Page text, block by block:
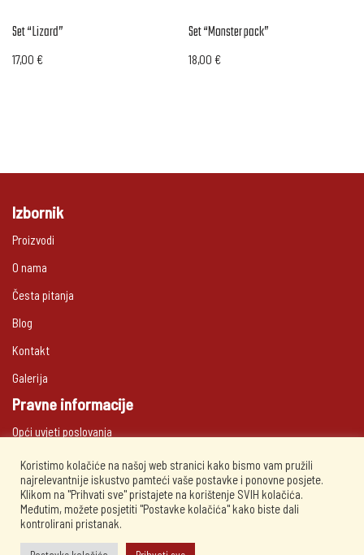
Set “Lizard”
17,00 €
Set “Monster pack”
18,00€
Izbornik
Proizvodi
O nama
Česta pitanja
Blog
Kontakt
Galerija
Pravne informacije
Opći uvjeti poslovanja
Politika privatnosti
Javite nam se!
Koristimo kolačiće na našoj web stranici kako bismo vam pružili
najrelevantnije iskustvo pamteći vaše postavke i ponovne posjete.
Klikom na "Prihvati sve" pristajete na korištenje SVIH kolačića.
Međutim, možete posjetiti "Postavke kolačića" kako biste dali
kontrolirani pristanak.